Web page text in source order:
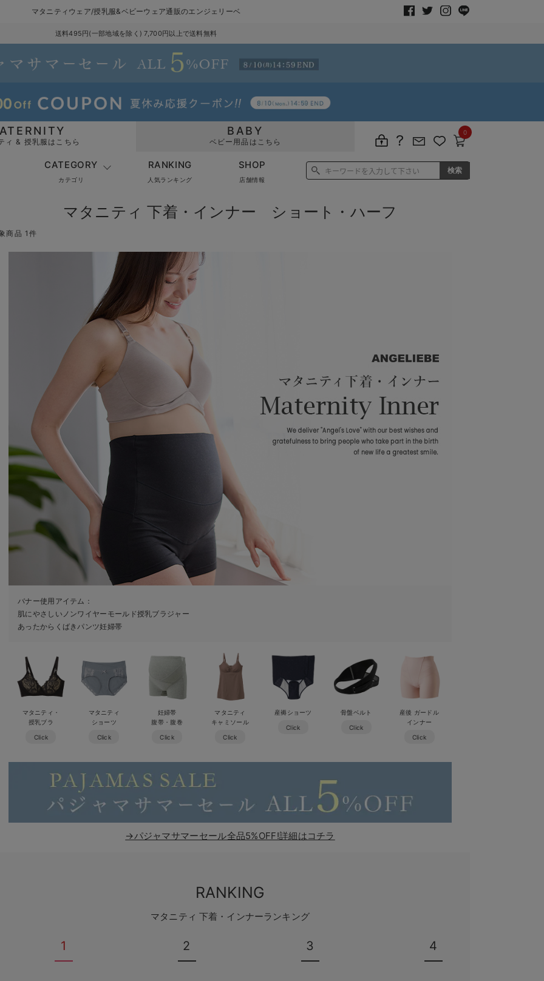
マタニティウェア/授乳服&ベビーウェア通販のエンジェリーベ
送料495円(一部地域を除く) 7,700円以上で送料無料
ィ & 授乳服はこちら
BABY
ベビー用品はこちら
0
CATEGORY
カテゴリ
RANKING
人気ランキング
SHOP
店舗情報
マタニティ 下着・インナー ショート・ハーフ
商品 1件
バナー使用アイテム：
肌にやさしいノンワイヤーモールド授乳ブラジャー
あったからくばきパンツ妊婦帯
マタニティ・
授乳ブラ
Click
マタニティ
ショーツ
Click
妊婦帯
腹帯・腹巻
Click
マタニティ
キャミソール
Click
産褥ショーツ
Click
骨盤ベルト
Click
産後 ガードル
インナー
Click
→パジャマサマーセール全品5%OFF!詳細はコチラ
RANKING
マタニティ 下着・インナーランキング
1 2 3 4